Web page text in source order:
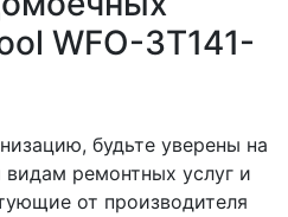
WFO-3T141-
будьте уверены на
ремонтных услуг и
от производителя